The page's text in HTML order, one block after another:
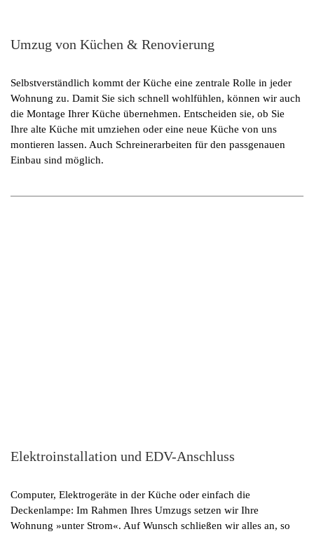
Umzug von Küchen & Renovierung
Selbstverständlich kommt der Küche eine zentrale Rolle in jeder
Wohnung zu. Damit Sie sich schnell wohlfühlen, können wir auch
die Montage Ihrer Küche übernehmen. Entscheiden sie, ob Sie
Ihre alte Küche mit umziehen oder eine neue Küche von uns
montieren lassen. Auch Schreinerarbeiten für den passgenauen
Einbau sind möglich.
Elektroinstallation und EDV-Anschluss
Computer, Elektrogeräte in der Küche oder einfach die
Deckenlampe: Im Rahmen Ihres Umzugs setzen wir Ihre
Wohnung »unter Strom«. Auf Wunsch schließen wir alles an, so